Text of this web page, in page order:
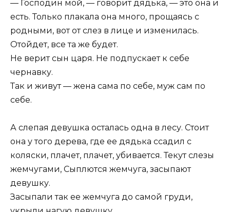
— Господин мой, — говорит дядька, — это она и
есть. Только плакала она много, прощаясь с
родными, вот от слез в лице и изменилась.
Отойдет, все та же будет.
Не верит сын царя. Не подпускает к себе
чернавку.
Так и живут — жена сама по себе, муж сам по
себе.
А слепая девушка осталась одна в лесу. Стоит
она у того дерева, где ее дядька ссадил с
коляски, плачет, плачет, убивается. Текут слезы
жемчугами, Сыплются жемчуга, засыпают
девушку.
Засыпали так ее жемчуга до самой груди,